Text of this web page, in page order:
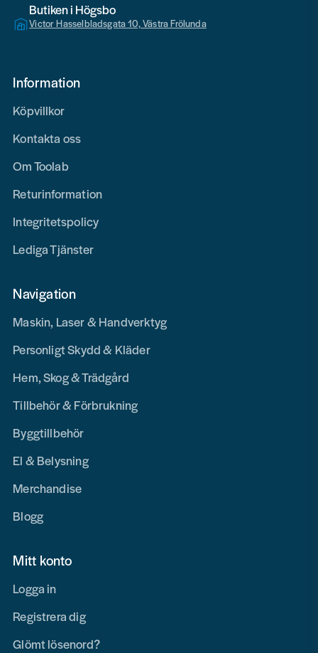
Butiken i Högsbo
Victor Hasselbladsgata 10, Västra Frölunda
Information
Köpvillkor
Kontakta oss
Om Toolab
Returinformation
Integritetspolicy
Lediga Tjänster
Navigation
Maskin, Laser & Handverktyg
Personligt Skydd & Kläder
Hem, Skog & Trädgård
Tillbehör & Förbrukning
Byggtillbehör
El & Belysning
Merchandise
Blogg
Mitt konto
Logga in
Registrera dig
Glömt lösenord?